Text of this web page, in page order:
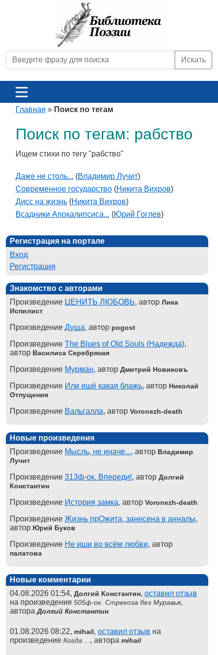
Искать
Главная » Поиск по тегам
Поиск по тегам: рабство
Ищем стихи по тегу "рабство"
Даже не столь... (Владимир Лучит)
Современное государство (Никита Вихров)
Дисс на жизнь (Никита Вихров)
Всадники Апокалипсиса... (Юрий Гоглев)
Регистрация на портале
Вход
Регистрация
Знакомство с авторами
Произведение ЦЕНИТЬ ЛЮБОВЬ, автор Лика
Испилист
Произведение Душа, автор pogost
Произведение The Blues of Old Souls (Надежда),
автор Василиса Серебряная
Произведение Мурман, автор Дмитрий Новиковъ
Произведение Или ещё какая блажь, автор Николай
Отпущения
Произведение Вальгалла, автор Voronezh-death
Новые произведения
Произведение Мысль, не иначе..., автор Владимир
Лучит
Произведение 313ф-ок. Впереди!, автор Долгий
Константин
Произведение История замка, автор Voronezh-death
Произведение Жизнь прОжита, занесена в анналы,
автор Юрий Буков
Произведение Не ищи во всём любви, автор
палатова
Новые комментарии
04.08.2026 01:54, Долгий Константин, оставил отзыв
на произведение 505ф-ок. Стрекоза без Муравья,
автораДолгий Константин
01.08.2026 08:22, mihail, оставил отзыв на
произведение Когда ... , автора mihail